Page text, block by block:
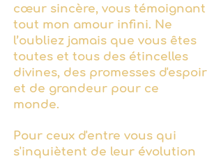
cœur sincère, vous témoignant
tout mon amour infini. Ne
l’oubliez jamais que vous êtes
toutes et tous des étincelles
divines, des promesses d'espoir
et de grandeur pour ce
monde.
Pour ceux d'entre vous qui
s'inquiètent de leur évolution